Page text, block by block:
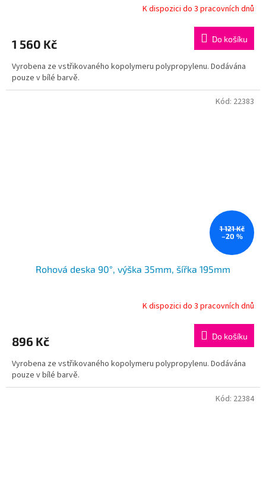
K dispozici do 3 pracovních dnů
1 560 Kč Do košíku
Vyrobena ze vstřikovaného kopolymeru polypropylenu. Dodávána
pouze v bílé barvě.
1 121 Kč
–20 %
Rohová deska 90°, výška 35mm, šířka 195mm
K dispozici do 3 pracovních dnů
896 Kč Do košíku
Vyrobena ze vstřikovaného kopolymeru polypropylenu. Dodávána
pouze v bílé barvě.
Kód: 22383
Kód: 22384